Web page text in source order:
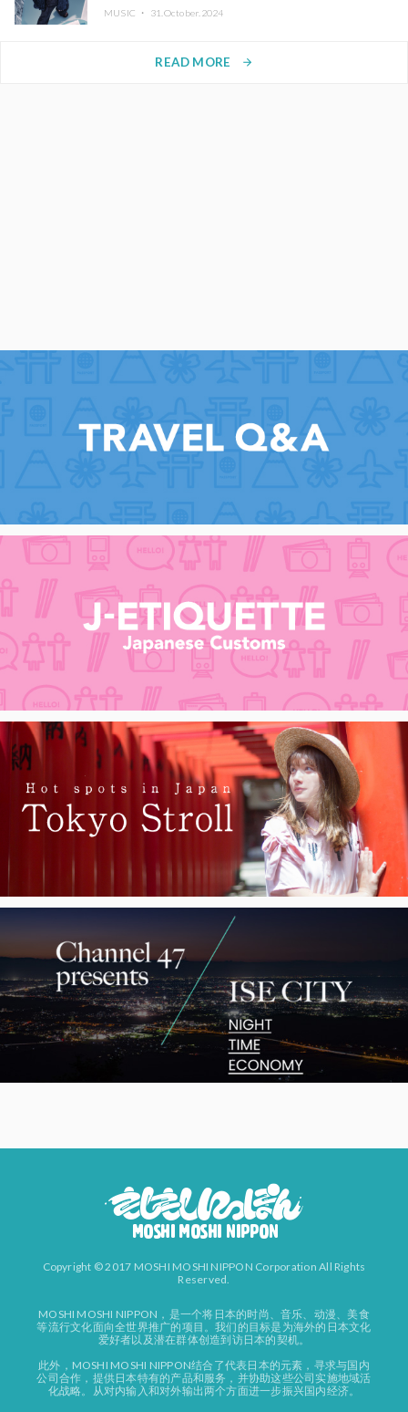
MUSIC ・ 31.October.2024
READ MORE arrow_forward
Copyright © 2017 MOSHI MOSHI NIPPON Corporation All Rights
Reserved.
MOSHI MOSHI NIPPON，是一个将日本的时尚、音乐、动漫、美食
等流行文化面向全世界推广的项目。我们的目标是为海外的日本文化
爱好者以及潜在群体创造到访日本的契机。
此外，MOSHI MOSHI NIPPON结合了代表日本的元素，寻求与国内
公司合作，提供日本特有的产品和服务，并协助这些公司实施地域活
化战略。从对内输入和对外输出两个方面进一步振兴国内经济。